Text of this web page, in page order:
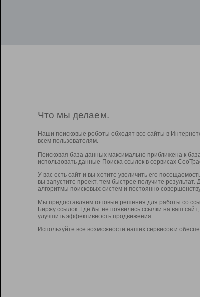
Что мы делаем.
Наши поисковые роботы обходят все сайты в
всем пользователям.
Поисковая база данных максимально приближена к
использовать данные Поиска ссылок в сервисах
У вас есть сайт и вы хотите увеличить его
вы запустите проект, тем быстрее получите
алгоритмы поисковых систем и постоянно
Мы предоставляем готовые решения для работы со
Биржу ссылок. Где бы не появились ссылки на ваш
улучшить эффективность продвижения.
Используйте все возможности наших сервисов и